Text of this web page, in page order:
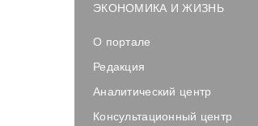
ЭКОНОМИКА И ЖИЗНЬ
О портале
Редакция
Аналитический центр
Консультационный центр